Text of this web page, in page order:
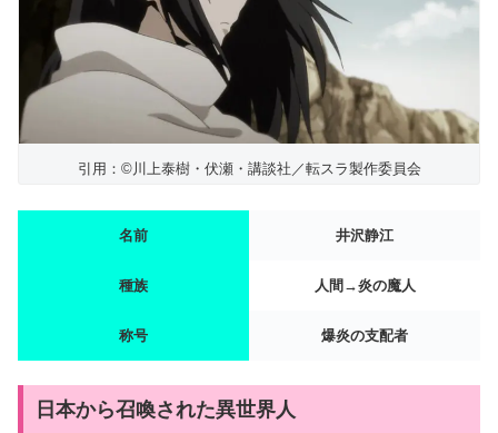
引用：©川上泰樹・伏瀬・講談社／転スラ製作委員会
名前 井沢静江
種族 人間→炎の魔人
称号 爆炎の支配者
日本から召喚された異世界人